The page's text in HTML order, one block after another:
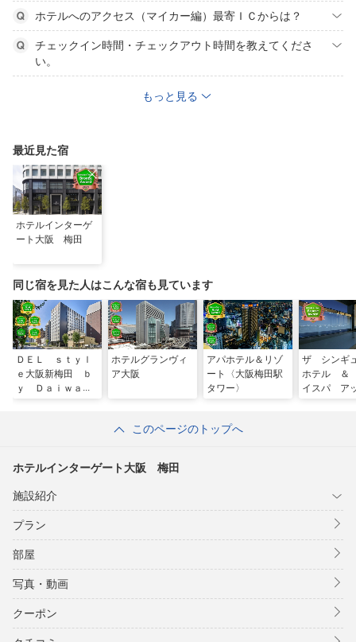
ホテルへのアクセス（マイカー編）最寄ＩＣからは？
チェックイン時間・チェックアウト時間を教えてくださ
い。
もっと見る
最近見た宿
ホテルインターゲ
ート大阪 梅田
同じ宿を見た人はこんな宿も見ています
ＤＥＬ ｓｔｙｌ
ｅ大阪新梅田 ｂ
ｙ Ｄａｉｗａ
ホテルグランヴィ
ア大阪
アパホテル＆リゾ
ート〈大阪梅田駅
タワー〉
ザ シンギ
ホテル ＆
イスパ
このページのトップへ
ホテルインターゲート大阪 梅田
施設紹介
プラン
部屋
写真・動画
クーポン